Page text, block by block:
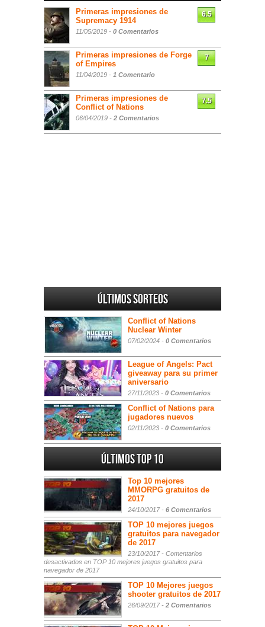
Primeras impresiones de
Supremacy 1914
11/05/2019 - 0 Comentarios
6.5
Primeras impresiones de Forge
of Empires
11/04/2019 - 1 Comentario
7
Primeras impresiones de
Conflict of Nations
06/04/2019 - 2 Comentarios
7.5
Últimos sorteos
Conflict of Nations
Nuclear Winter
07/02/2024 - 0 Comentarios
League of Angels: Pact
giveaway para su primer
aniversario
27/11/2023 - 0 Comentarios
Conflict of Nations para
jugadores nuevos
02/11/2023 - 0 Comentarios
Últimos Top 10
Top 10 mejores
MMORPG gratuitos de
2017
24/10/2017 - 6 Comentarios
TOP 10 mejores juegos
gratuitos para navegador
de 2017
23/10/2017 - Comentarios
desactivados en TOP 10 mejores juegos gratuitos para
navegador de 2017
TOP 10 Mejores juegos
shooter gratuitos de 2017
26/09/2017 - 2 Comentarios